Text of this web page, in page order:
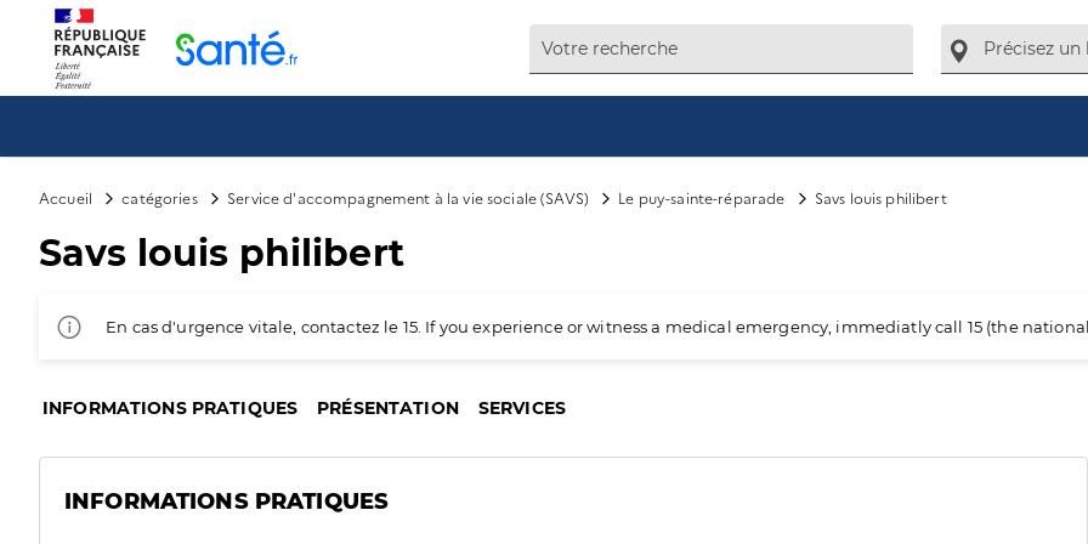
Accueil catégories Service d'accompagnement à la vie sociale (SAVS) Le puy-sainte-réparade Savs louis philibert
Savs louis philibert
En cas d'urgence vitale, contactez le 15. If you experience or witness a medical emergency, immediatly call 15 (the
INFORMATIONS PRATIQUES PRÉSENTATION SERVICES
INFORMATIONS PRATIQUES
Panneau de gestion des cookies